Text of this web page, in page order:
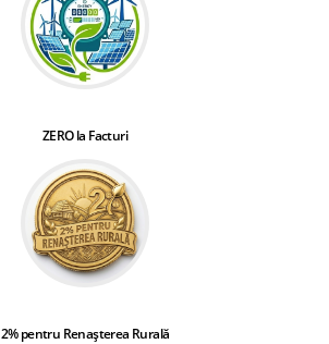
ZERO la Facturi
2% pentru Renașterea Rurală